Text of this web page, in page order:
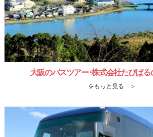
大阪のバスツアー･株式会社たびぱ
をもっと見る ＞